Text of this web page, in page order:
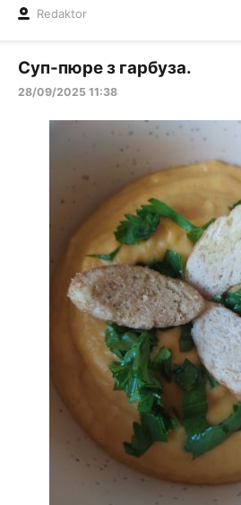
Redaktor
Суп-пюре з гарбуза.
28/09/2025 11:38